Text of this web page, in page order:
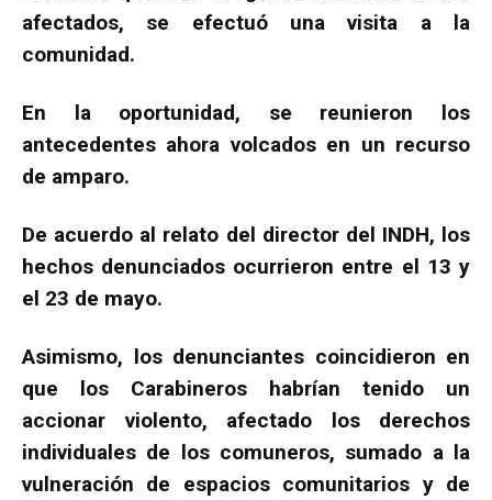
afectados, se efectuó una visita a la
comunidad.
En la oportunidad, se reunieron los
antecedentes ahora volcados en un recurso
de amparo.
De acuerdo al relato del director del INDH, los
hechos denunciados ocurrieron entre el 13 y
el 23 de mayo.
Asimismo, los denunciantes coincidieron en
que los Carabineros habrían tenido un
accionar violento, afectado los derechos
individuales de los comuneros, sumado a la
vulneración de espacios comunitarios y de